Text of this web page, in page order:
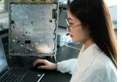
Quy định sử dụng
Hỗ trợ
TTXVN